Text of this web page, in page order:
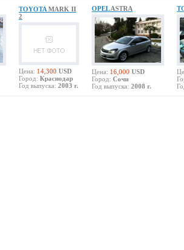
TOYOTA MARK II
2
Цена: 14,300 USD
Город: Краснодар
Год выпуска: 2003 г.
OPELASTRA
Цена: 16,000 USD
Город: Сочи
Год выпуска: 2008 г.